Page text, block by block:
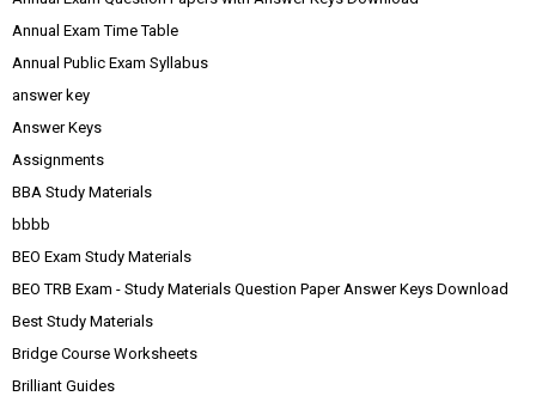
Annual Exam Time Table
Annual Public Exam Syllabus
answer key
Answer Keys
Assignments
BBA Study Materials
bbbb
BEO Exam Study Materials
BEO TRB Exam - Study Materials Question Paper Answer Keys Download
Best Study Materials
Bridge Course Worksheets
Brilliant Guides